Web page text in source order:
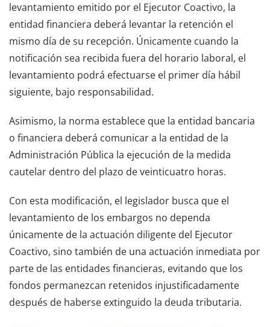
levantamiento emitido por el Ejecutor Coactivo, la
entidad financiera deberá levantar la retención el
mismo día de su recepción. Únicamente cuando la
notificación sea recibida fuera del horario laboral, el
levantamiento podrá efectuarse el primer día hábil
siguiente, bajo responsabilidad.
Asimismo, la norma establece que la entidad bancaria
o financiera deberá comunicar a la entidad de la
Administración Pública la ejecución de la medida
cautelar dentro del plazo de veinticuatro horas.
Con esta modificación, el legislador busca que el
levantamiento de los embargos no dependa
únicamente de la actuación diligente del Ejecutor
Coactivo, sino también de una actuación inmediata por
parte de las entidades financieras, evitando que los
fondos permanezcan retenidos injustificadamente
después de haberse extinguido la deuda tributaria.